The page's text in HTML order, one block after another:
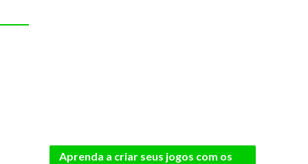
Aprenda a criar seus jogos com os